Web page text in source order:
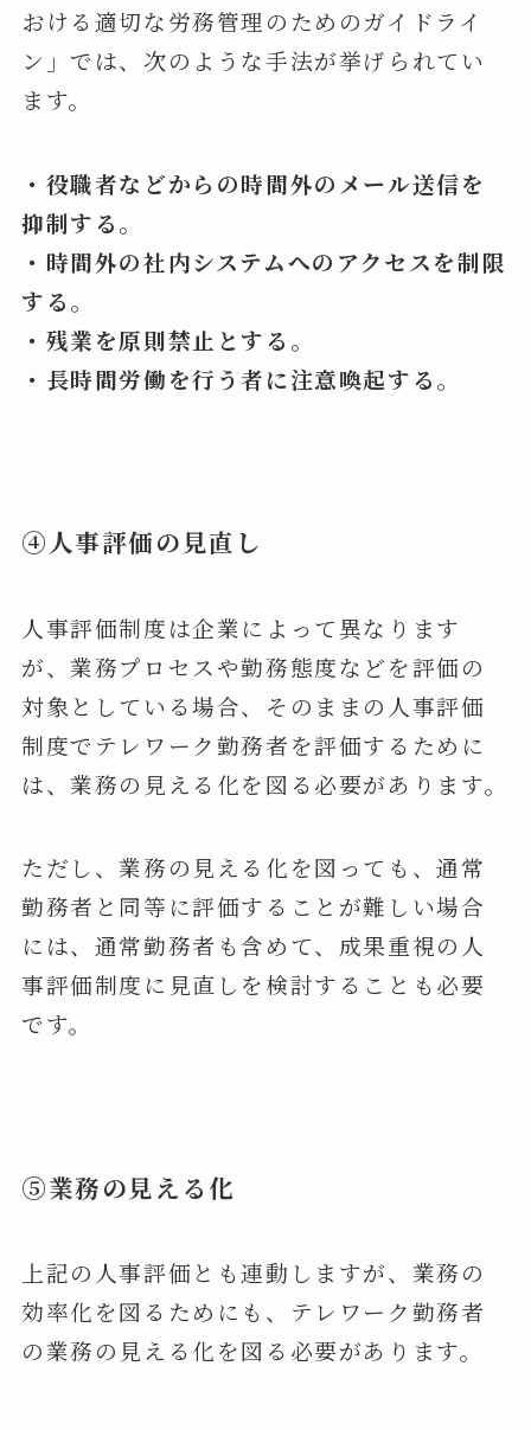
おける適切な労務管理のためのガイドライ
ン」では、次のような手法が挙げられてい
ます。
・役職者などからの時間外のメール送信を
抑制する。
・時間外の社内システムへのアクセスを制限
する。
・残業を原則禁止とする。
・長時間労働を行う者に注意喚起する。
④人事評価の見直し
人事評価制度は企業によって異なります
が、業務プロセスや勤務態度などを評価の
対象としている場合、そのままの人事評価
制度でテレワーク勤務者を評価するために
は、業務の見える化を図る必要があります。
ただし、業務の見える化を図っても、通常
勤務者と同等に評価することが難しい場合
には、通常勤務者も含めて、成果重視の人
事評価制度に見直しを検討することも必要
です。
⑤業務の見える化
上記の人事評価とも連動しますが、業務の
効率化を図るためにも、テレワーク勤務者
の業務の見える化を図る必要があります。